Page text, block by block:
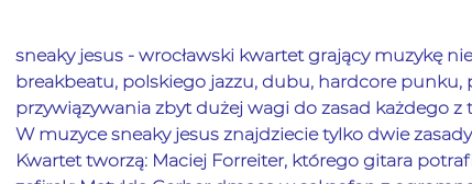
sneaky jesus - wrocławski kwartet grający muzykę
breakbeatu, polskiego jazzu, dubu, hardcore
przywiązywania zbyt dużej wagi do zasad każdego
W muzyce sneaky jesus znajdziecie tylko dwie
Kwartet tworzą: Maciej Forreiter, którego gitara